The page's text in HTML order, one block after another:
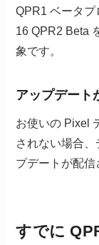
QPR1 ベータ
16 QPR2 Beta
象です。
アップデート
お使いの Pixel
されない場合
プデートが配信
すでに